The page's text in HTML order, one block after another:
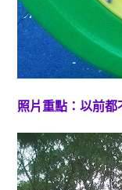
照片重點：以前都